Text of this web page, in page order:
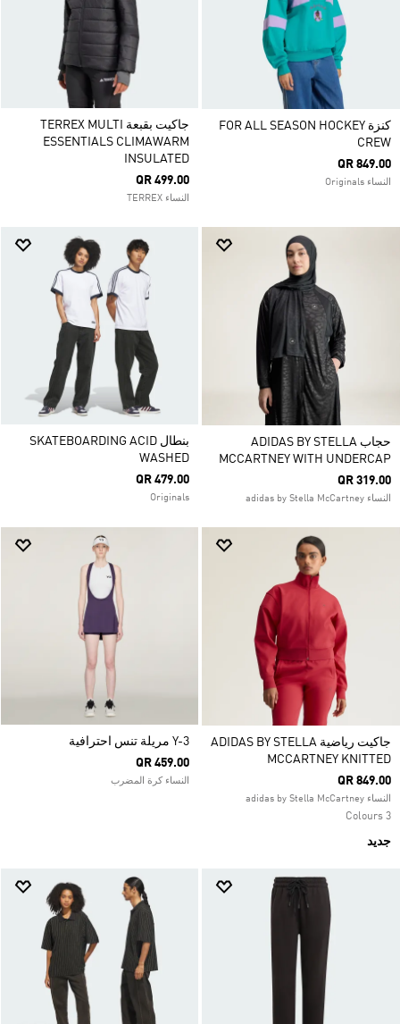
كنزة FOR ALL SEASON HOCKEY
CREW
QR 849.00
النساء Originals
جاكيت بقبعة TERREX MULTI
ESSENTIALS CLIMAWARM
INSULATED
QR 499.00
النساء TERREX
حجاب ADIDAS BY STELLA
MCCARTNEY WITH UNDERCAP
QR 319.00
النساء adidas by Stella McCartney
بنطال SKATEBOARDING ACID
WASHED
QR 479.00
Originals
جاكيت رياضية ADIDAS BY STELLA
MCCARTNEY KNITTED
QR 849.00
النساء adidas by Stella McCartney
3 Colours
جديد
Y-3 مريلة تنس احترافية
QR 459.00
النساء كرة المضرب